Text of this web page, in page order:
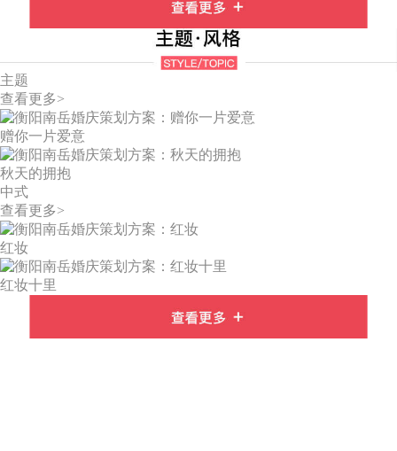
主题
查看更多>
赠你一片爱意
秋天的拥抱
中式
查看更多>
红妆
红妆十里